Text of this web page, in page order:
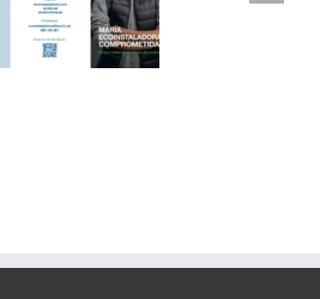
Parque Joyero
Córdoba, colaboran